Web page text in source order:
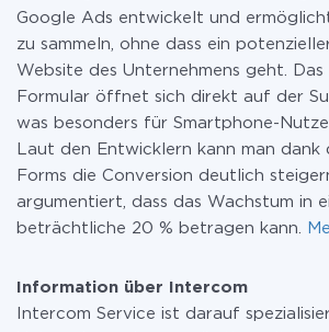
Google Ads entwickelt und
zu sammeln, ohne dass ein
Website des Unternehmens geht.
Formular öffnet sich direkt auf der
was besonders für Smartphone-
Laut den Entwicklern kann man dank
Forms die Conversion deutlich
argumentiert, dass das Wachstum in
beträchtliche 20 % betragen kann.
Information über Intercom
Intercom Service ist darauf